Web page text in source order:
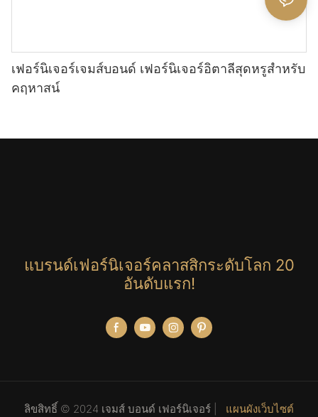
เฟอร์นิเจอร์เจมส์บอนด์ เฟอร์นิเจอร์อิตาลีสุดหรูสำหรับ
คฤหาสน์
แบรนด์เฟอร์นิเจอร์คลาสสิกระดับโลก 20
อันดับแรก!
ลิขสิทธิ์ © 2024 เจมส์ บอนด์ เฟอร์นิเจอร์ | แผนผังเว็บไซต์